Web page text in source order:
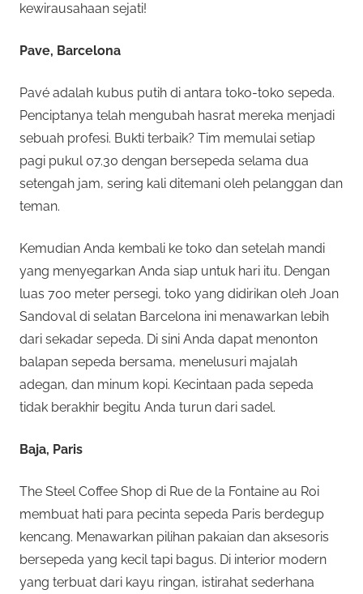
kewirausahaan sejati!
Pave, Barcelona
Pavé adalah kubus putih di antara toko-toko sepeda.
Penciptanya telah mengubah hasrat mereka menjadi
sebuah profesi. Bukti terbaik? Tim memulai setiap
pagi pukul 07.30 dengan bersepeda selama dua
setengah jam, sering kali ditemani oleh pelanggan dan
teman.
Kemudian Anda kembali ke toko dan setelah mandi
yang menyegarkan Anda siap untuk hari itu. Dengan
luas 700 meter persegi, toko yang didirikan oleh Joan
Sandoval di selatan Barcelona ini menawarkan lebih
dari sekadar sepeda. Di sini Anda dapat menonton
balapan sepeda bersama, menelusuri majalah
adegan, dan minum kopi. Kecintaan pada sepeda
tidak berakhir begitu Anda turun dari sadel.
Baja, Paris
The Steel Coffee Shop di Rue de la Fontaine au Roi
membuat hati para pecinta sepeda Paris berdegup
kencang. Menawarkan pilihan pakaian dan aksesoris
bersepeda yang kecil tapi bagus. Di interior modern
yang terbuat dari kayu ringan, istirahat sederhana